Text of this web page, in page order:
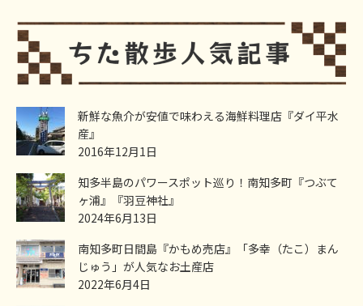
新鮮な魚介が安値で味わえる海鮮料理店『ダイ平水
産』
2016年12月1日
知多半島のパワースポット巡り！南知多町『つぶて
ヶ浦』『羽豆神社』
2024年6月13日
南知多町日間島『かもめ売店』「多幸（たこ）まん
じゅう」が人気なお土産店
2022年6月4日